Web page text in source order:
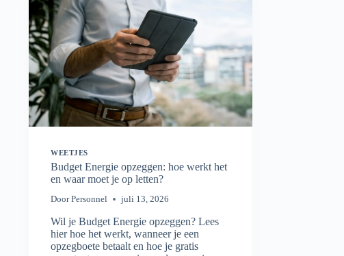
WEETJES
Budget Energie opzeggen: hoe werkt het
en waar moet je op letten?
Door Personnel juli 13, 2026
Wil je Budget Energie opzeggen? Lees
hier hoe het werkt, wanneer je een
opzegboete betaalt en hoe je gratis